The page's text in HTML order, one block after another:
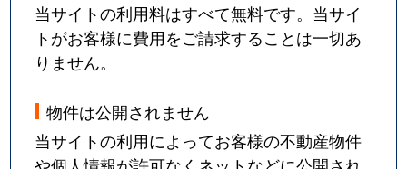
当サイトの利用料はすべて無料です。当サイ
トがお客様に費用をご請求することは一切あ
りません。
物件は公開されません
当サイトの利用によってお客様の不動産物件